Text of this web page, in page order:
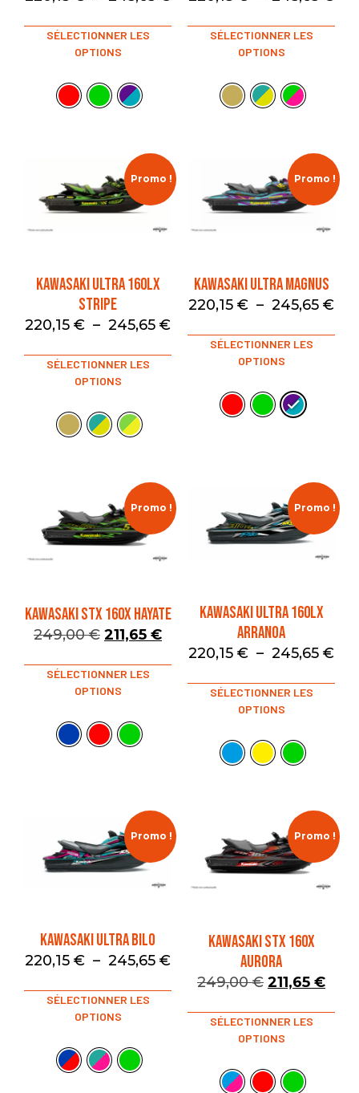
SÉLECTIONNER LES
OPTIONS
SÉLECTIONNER LES
OPTIONS
Promo !
KAWASAKI ULTRA 160LX
STRIPE
220,15 € – 245,65 €
SÉLECTIONNER LES
OPTIONS
Promo !
KAWASAKI ULTRA MAGNUS
220,15 € – 245,65 €
SÉLECTIONNER LES
OPTIONS
Promo !
KAWASAKI STX 160X HAYATE
249,00€ 211,65 €
SÉLECTIONNER LES
OPTIONS
Promo !
KAWASAKI ULTRA 160LX
ARRANOA
220,15 € – 245,65 €
SÉLECTIONNER LES
OPTIONS
Promo !
KAWASAKI ULTRA BILO
220,15 € – 245,65 €
SÉLECTIONNER LES
OPTIONS
Promo !
KAWASAKI STX 160X
AURORA
249,00€ 211,65 €
SÉLECTIONNER LES
OPTIONS